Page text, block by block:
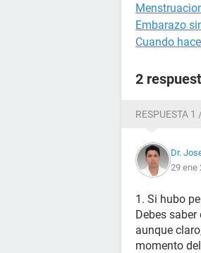
Embarazo
Cuando
2
RESPUESTA 1
Dr.
29 ene
1. Si hubo
Debes
aunque
momento